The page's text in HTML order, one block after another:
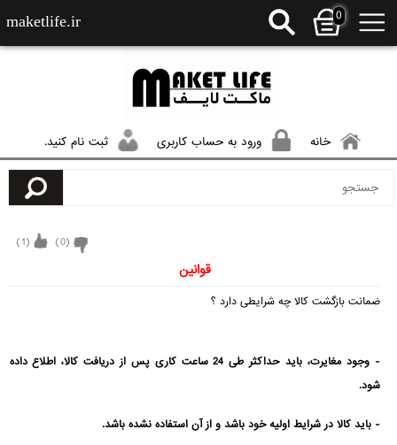
0
maketlife.ir
خانه ورود به حساب کاربری ثبت نام کنید.
(
1
) (
0
)
قوانین
ضمانت بازگشت کالا چه شرایطی دارد ؟
- وجود مغایرت، باید حداکثر طی 24 ساعت کاری پس از دریافت کالا، اطلاع داده
شود.
- باید کالا در شرایط اولیه خود باشد و از آن استفاده نشده باشد.